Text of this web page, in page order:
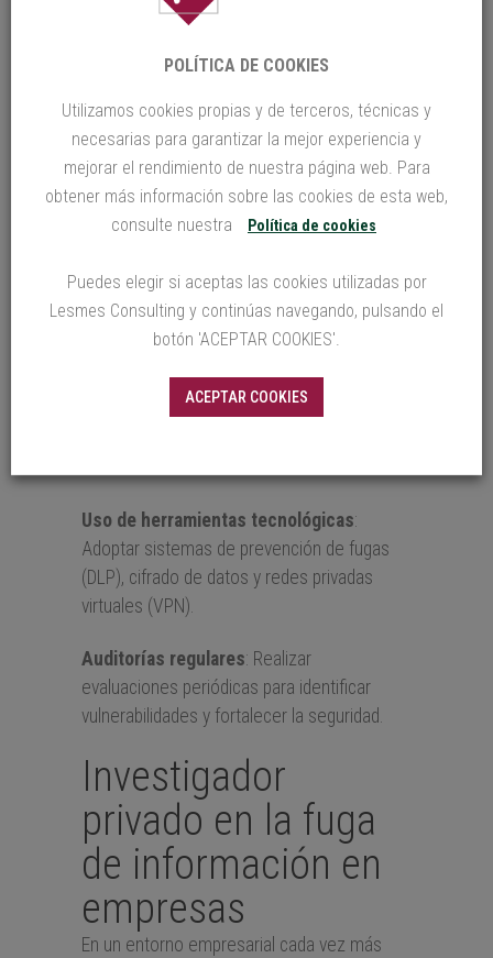
españolas culminan en despidos, afectando
incluso a altos cargos.
Prevención y mitigación:
estrategias clave
Para evitar y gestionar eficazmente las
fugas de información, se recomienda:
Capacitación en ciberseguridad
: Formar al
personal en buenas prácticas y
concienciación sobre amenazas digitales.
Implementación de políticas de acceso
Uso de herramientas tecnológicas:
Adoptar sistemas de prevención de fugas
(DLP), cifrado de datos y redes privadas
virtuales (VPN).
Auditorías regulares: Realizar
evaluaciones periódicas para identificar
vulnerabilidades y fortalecer la seguridad.
Investigador
privado en la fuga
de información en
empresas
En un entorno empresarial cada vez más
POLÍTICA DE COOKIES
Utilizamos cookies propias y de terceros, técnicas y
necesarias para garantizar la mejor experiencia y
mejorar el rendimiento de nuestra página web. Para
obtener más información sobre las cookies de esta web,
consulte nuestra
Política de cookies
Puedes elegir si aceptas las cookies utilizadas por
Lesmes Consulting y continúas navegando, pulsando el
botón 'ACEPTAR COOKIES'.
ACEPTAR COOKIES